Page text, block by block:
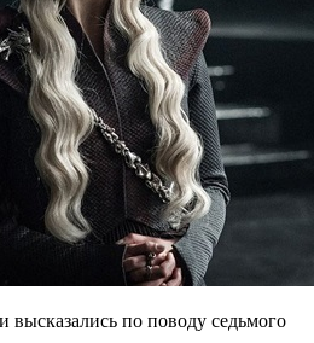
высказались по поводу седьмого